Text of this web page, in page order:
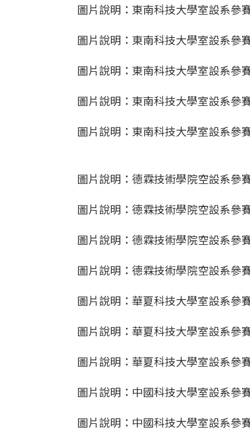
圖片說明：東南科技大學室設系參
圖片說明：東南科技大學室設系參
圖片說明：東南科技大學室設系參
圖片說明：東南科技大學室設系參
圖片說明：東南科技大學室設系參
圖片說明：德霖技術學院空設系參
圖片說明：德霖技術學院空設系參
圖片說明：德霖技術學院空設系參
圖片說明：德霖技術學院空設系參
圖片說明：華夏科技大學室設系參
圖片說明：華夏科技大學室設系參
圖片說明：華夏科技大學室設系參
圖片說明：中國科技大學室設系參
圖片說明：中國科技大學室設系參